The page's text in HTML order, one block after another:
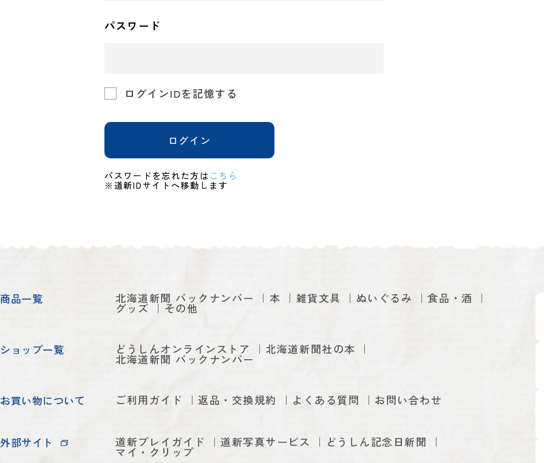
パスワード
ログインIDを記憶する
ログイン
パスワードを忘れた方は こちら
※道新IDサイトへ移動します
商品一覧 北海道新聞 バックナンバー 本 雑貨文具 ぬいぐるみ 食品・酒
グッズ その他
ショップ一覧 どうしんオンラインストア 北海道新聞社の本
北海道新聞 バックナンバー
お買い物について ご利用ガイド 返品・交換規約 よくある質問 お問い合わせ
外部サイト 道新プレイガイド 道新写真サービス どうしん記念日新聞
マイ・クリップ